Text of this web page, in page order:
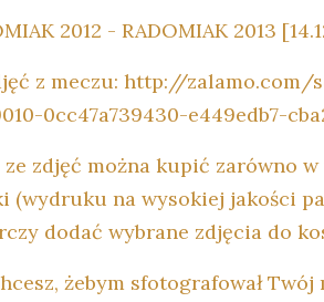
2012 - RADOMIAK 2013
z meczu: http://
0cc47a739430-e449edb7-
ze zdjęć można kupić zarówno
(wydruku na wysokiej jakości
dodać wybrane zdjęcia do
żebym sfotografował